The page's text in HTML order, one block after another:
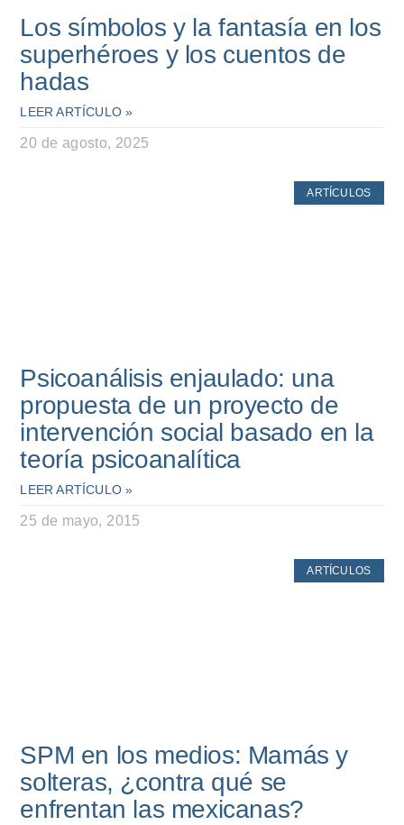
Los símbolos y la fantasía en los
superhéroes y los cuentos de
hadas
LEER ARTÍCULO »
20 de agosto, 2025
ARTÍCULOS
Psicoanálisis enjaulado: una
propuesta de un proyecto de
intervención social basado en la
teoría psicoanalítica
LEER ARTÍCULO »
25 de mayo, 2015
ARTÍCULOS
SPM en los medios: Mamás y
solteras, ¿contra qué se
enfrentan las mexicanas?